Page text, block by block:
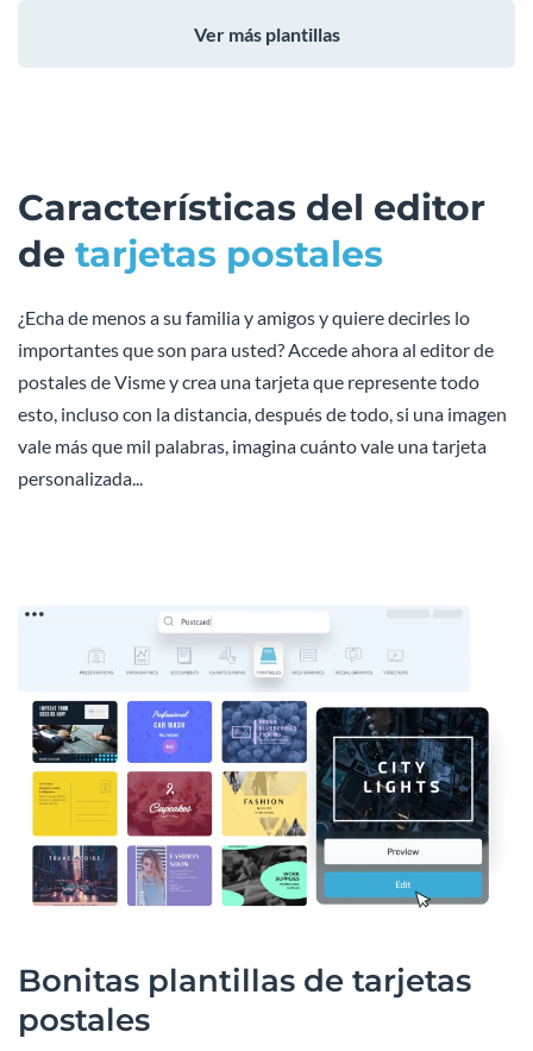
Ver más plantillas
Características del editor
de tarjetas postales
¿Echa de menos a su familia y amigos y quiere decirles lo
importantes que son para usted? Accede ahora al editor de
postales de Visme y crea una tarjeta que represente todo
esto, incluso con la distancia, después de todo, si una imagen
vale más que mil palabras, imagina cuánto vale una tarjeta
personalizada...
Bonitas plantillas de tarjetas
postales